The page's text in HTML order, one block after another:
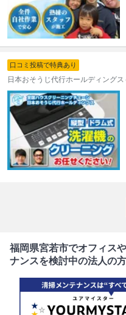
口コミ投稿で特典あり
日本おそうじ代行ホールディングス
福岡県宮若市でオフィス
ナンスを検討中の法人の